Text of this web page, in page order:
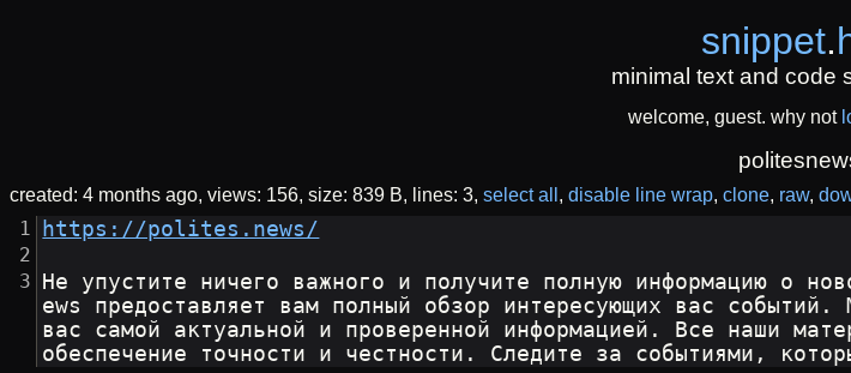
snippet.
minimal text and code
welcome, guest. why not
created: 4 months ago views: 156 size: 839 B lines: 3 select all disable line wrap clone raw
https://polites.news/
Не упустите ничего важного и получите полную информацию
ews предоставляет вам полный обзор интересующих вас
вас самой актуальной и проверенной информацией. Все наши
обеспечение точности и честности. Следите за событиями,